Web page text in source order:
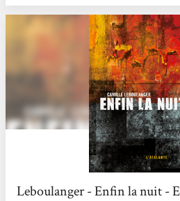
Leboulanger - Enfin la nuit -